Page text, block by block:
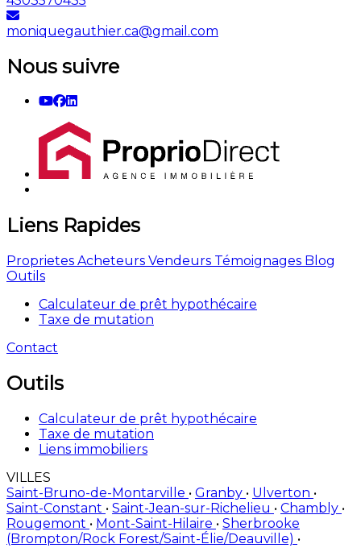
moniquegauthier.ca@gmail.com
Nous suivre
Liens Rapides
Proprietes Acheteurs Vendeurs Témoignages Blog
Outils
Calculateur de prêt hypothécaire
Taxe de mutation
Contact
Outils
Calculateur de prêt hypothécaire
Taxe de mutation
Liens immobiliers
VILLES
Saint-Bruno-de-Montarville • Granby • Ulverton •
Saint-Constant • Saint-Jean-sur-Richelieu • Chambly •
Rougemont • Mont-Saint-Hilaire • Sherbrooke
(Brompton/Rock Forest/Saint-Élie/Deauville) •